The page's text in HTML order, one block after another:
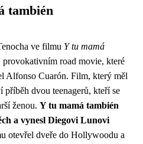
también
ve filmu Y tu mamá
provokativním road movie, které
Alfonso Cuarón. Film, který měl
dvou teenagerů, kteří se
ženou. Y tu mamá también
a vynesl Diegovi Lunovi
otevřel dveře do Hollywoodu a